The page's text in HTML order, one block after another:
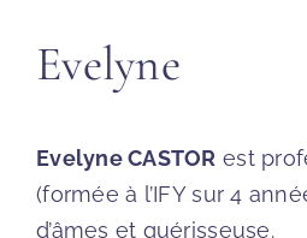
Evelyne
Evelyne CASTOR est
(formée à l’IFY sur 4
d’âmes et guérisseuse.